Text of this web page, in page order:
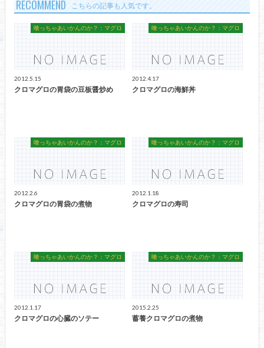
RECOMMEND こちらの記事も人気です。
喰っちゃあいかんのか？：マグロ
2012.5.15
クロマグロの胃袋の豆板醤炒め
喰っちゃあいかんのか？：マグロ
2012.4.17
クロマグロの海鮮丼
喰っちゃあいかんのか？：マグロ
2012.2.6
クロマグロの胃袋の煮物
喰っちゃあいかんのか？：マグロ
2012.1.18
クロマグロの寿司
喰っちゃあいかんのか？：マグロ
2012.1.17
クロマグロの心臓のソテー
喰っちゃあいかんのか？：マグロ
2015.2.25
蓄養クロマグロの煮物